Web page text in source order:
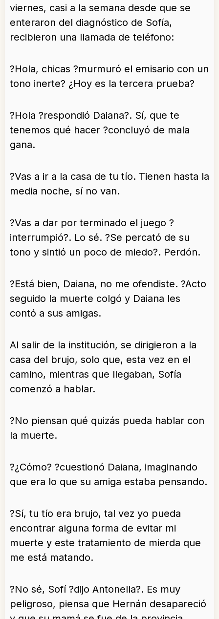
viernes, casi a la semana desde que se
enteraron del diagnóstico de Sofía,
recibieron una llamada de teléfono:
?Hola, chicas ?murmuró el emisario con un
tono inerte? ¿Hoy es la tercera prueba?
?Hola ?respondió Daiana?. Sí, que te
tenemos qué hacer ?concluyó de mala
gana.
?Vas a ir a la casa de tu tío. Tienen hasta la
media noche, sí no van.
?Vas a dar por terminado el juego ?
interrumpió?. Lo sé. ?Se percató de su
tono y sintió un poco de miedo?. Perdón.
?Está bien, Daiana, no me ofendiste. ?Acto
seguido la muerte colgó y Daiana les
contó a sus amigas.
Al salir de la institución, se dirigieron a la
casa del brujo, solo que, esta vez en el
camino, mientras que llegaban, Sofía
comenzó a hablar.
?No piensan qué quizás pueda hablar con
la muerte.
?¿Cómo? ?cuestionó Daiana, imaginando
que era lo que su amiga estaba pensando.
?Sí, tu tío era brujo, tal vez yo pueda
encontrar alguna forma de evitar mi
muerte y este tratamiento de mierda que
me está matando.
?No sé, Sofí ?dijo Antonella?. Es muy
peligroso, piensa que Hernán desapareció